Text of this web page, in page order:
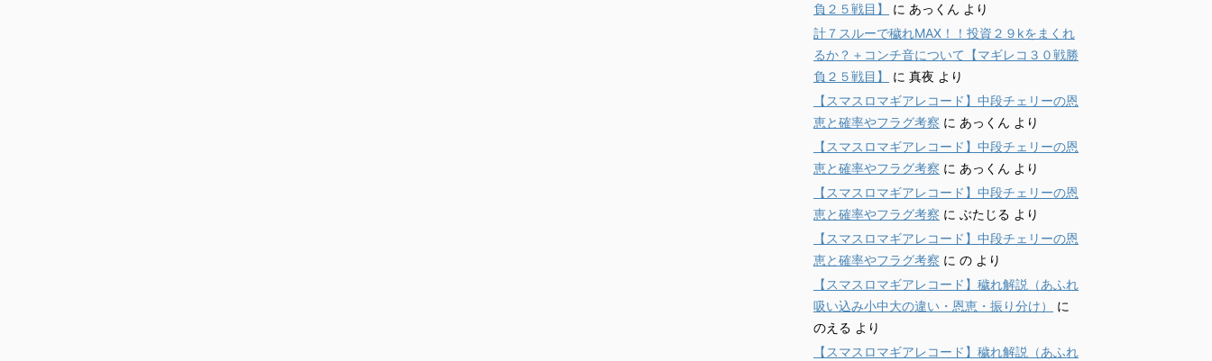
負２５戦目】
に あっくん より
計７スルーで穢れMAX！！投資２９kをまくれ
るか？＋コンチ音について【マギレコ３０戦勝
負２５戦目】
に 真夜 より
【スマスロマギアレコード】中段チェリーの恩
恵と確率やフラグ考察 に あっくん より
【スマスロマギアレコード】中段チェリーの恩
恵と確率やフラグ考察 に あっくん より
【スマスロマギアレコード】中段チェリーの恩
恵と確率やフラグ考察 に ぶたじる より
【スマスロマギアレコード】中段チェリーの恩
恵と確率やフラグ考察 に の より
【スマスロマギアレコード】穢れ解説（あふれ
吸い込み小中大の違い・恩恵・振り分け）
に
のえる より
【スマスロマギアレコード】穢れ解説（あふれ